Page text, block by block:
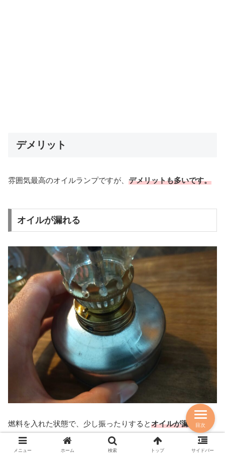
デメリット
雰囲気最高のオイルランプですが、 デメリットも多いです。
オイルが漏れる
燃料を入れた状態で、少し振ったりするとオイルが漏れてき
ます。
メニュー ホーム 検索 トップ サイドバー
目次